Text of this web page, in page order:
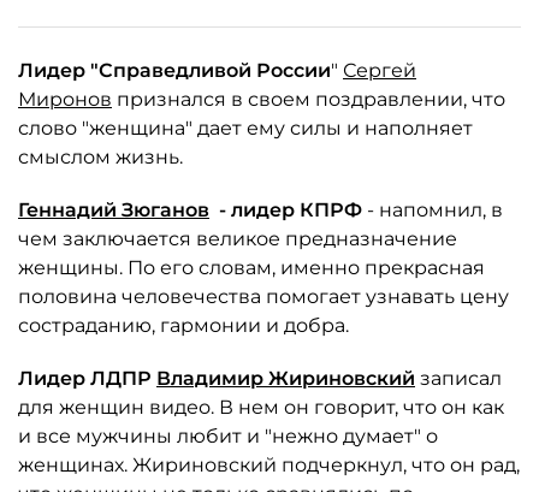
Лидер "Справедливой России" Сергей
Миронов признался в своем поздравлении, что
слово "женщина" дает ему силы и наполняет
смыслом жизнь.
Геннадий Зюганов - лидер КПРФ - напомнил, в
чем заключается великое предназначение
женщины. По его словам, именно прекрасная
половина человечества помогает узнавать цену
состраданию, гармонии и добра.
Лидер ЛДПР Владимир Жириновский записал
для женщин видео. В нем он говорит, что он как
и все мужчины любит и "нежно думает" о
женщинах. Жириновский подчеркнул, что он рад,